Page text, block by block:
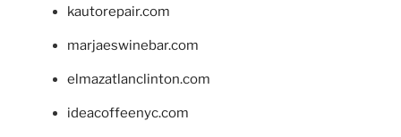
kautorepair.com
marjaeswinebar.com
elmazatlanclinton.com
ideacoffeenyc.com